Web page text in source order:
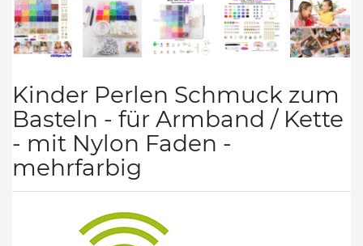
Kinder Perlen Schmuck zum
Basteln - für Armband / Kette
- mit Nylon Faden -
mehrfarbig